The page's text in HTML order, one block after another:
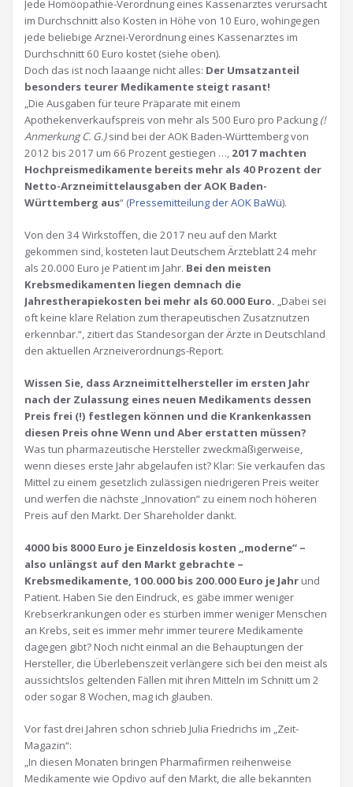
Jede Homöopathie-Verordnung eines Kassenarztes verursacht
im Durchschnitt also Kosten in Höhe von 10 Euro, wohingegen
jede beliebige Arznei-Verordnung eines Kassenarztes im
Durchschnitt 60 Euro kostet (siehe oben).
Doch das ist noch laaange nicht alles: Der Umsatzanteil
besonders teurer Medikamente steigt rasant!
„Die Ausgaben für teure Präparate mit einem
Apothekenverkaufspreis von mehr als 500 Euro pro Packung (!
Anmerkung C. G.)sind bei der AOK Baden-Württemberg von
2012 bis 2017 um 66 Prozent gestiegen …, 2017 machten
Hochpreismedikamente bereits mehr als 40 Prozent der
Netto-Arzneimittelausgaben der AOK Baden-
Württemberg aus“ (Pressemitteilung der AOK BaWü).
Von den 34 Wirkstoffen, die 2017 neu auf den Markt
gekommen sind, kosteten laut Deutschem Ärzteblatt 24 mehr
als 20.000 Euro je Patient im Jahr. Bei den meisten
Krebsmedikamenten liegen demnach die
Jahrestherapiekosten bei mehr als 60.000 Euro. „Dabei sei
oft keine klare Relation zum therapeutischen Zusatznutzen
erkennbar.“, zitiert das Standesorgan der Ärzte in Deutschland
den aktuellen Arzneiverordnungs-Report.
Wissen Sie, dass Arzneimittelhersteller im ersten Jahr
nach der Zulassung eines neuen Medikaments dessen
Preis frei (!) festlegen können und die Krankenkassen
diesen Preis ohne Wenn und Aber erstatten müssen?
Was tun pharmazeutische Hersteller zweckmäßigerweise,
wenn dieses erste Jahr abgelaufen ist? Klar: Sie verkaufen das
Mittel zu einem gesetzlich zulässigen niedrigeren Preis weiter
und werfen die nächste „Innovation“ zu einem noch höheren
Preis auf den Markt. Der Shareholder dankt.
4000 bis 8000 Euro je Einzeldosis kosten „moderne“ –
also unlängst auf den Markt gebrachte –
Krebsmedikamente, 100.000 bis 200.000 Euro je Jahr und
Patient. Haben Sie den Eindruck, es gäbe immer weniger
Krebserkrankungen oder es stürben immer weniger Menschen
an Krebs, seit es immer mehr immer teurere Medikamente
dagegen gibt? Noch nicht einmal an die Behauptungen der
Hersteller, die Überlebenszeit verlängere sich bei den meist als
aussichtslos geltenden Fällen mit ihren Mitteln im Schnitt um 2
oder sogar 8 Wochen, mag ich glauben.
Vor fast drei Jahren schon schrieb Julia Friedrichs im „Zeit-
Magazin“:
„In diesen Monaten bringen Pharmafirmen reihenweise
Medikamente wie Opdivo auf den Markt, die alle bekannten